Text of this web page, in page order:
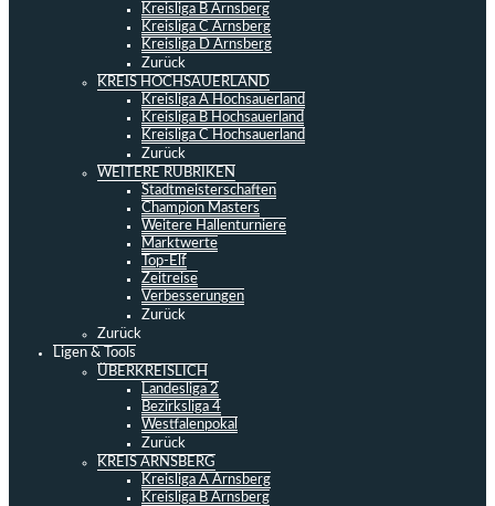
Kreisliga B Arnsberg
Kreisliga C Arnsberg
Kreisliga D Arnsberg
Zurück
KREIS HOCHSAUERLAND
Kreisliga A Hochsauerland
Kreisliga B Hochsauerland
Kreisliga C Hochsauerland
Zurück
WEITERE RUBRIKEN
Stadtmeisterschaften
Champion Masters
Weitere Hallenturniere
Marktwerte
Top-Elf
Zeitreise
Verbesserungen
Zurück
Zurück
Ligen & Tools
ÜBERKREISLICH
Landesliga 2
Bezirksliga 4
Westfalenpokal
Zurück
KREIS ARNSBERG
Kreisliga A Arnsberg
Kreisliga B Arnsberg